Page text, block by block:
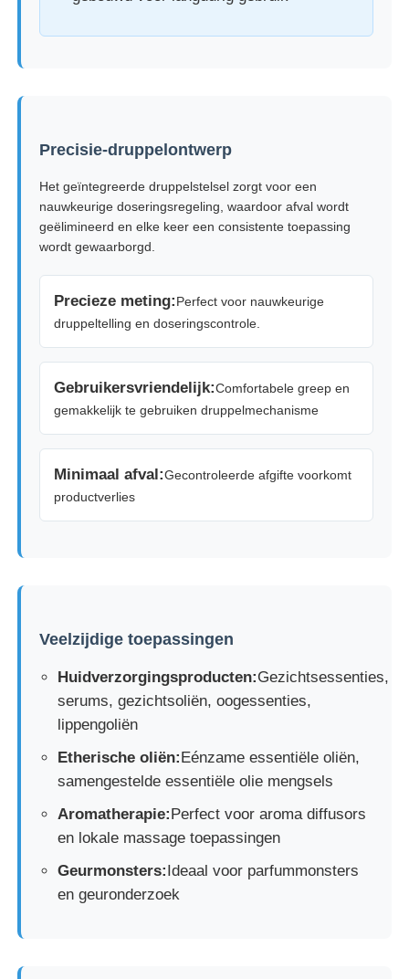
Vraag een offerte aan
Cosmetische dropperfles
Cosmetische drupper
De Pomp van de schroeflotion
Links-rechts vergrendelingspomp
Clip Lock Lotion Pump
De Pomp van de stroopautomaat
Precisie-druppelontwerp
Het geïntegreerde druppelstelsel zorgt voor een
nauwkeurige doseringsregeling, waardoor afval wordt
geëlimineerd en elke keer een consistente toepassing
wordt gewaarborgd.
Precieze meting:Perfect voor nauwkeurige
druppeltelling en doseringscontrole.
Gebruikersvriendelijk:Comfortabele greep en
gemakkelijk te gebruiken druppelmechanisme
Minimaal afval:Gecontroleerde afgifte voorkomt
productverlies
Veelzijdige toepassingen
Huidverzorgingsproducten:Gezichtsessenties,
serums, gezichtsoliën, oogessenties,
lippengoliën
Etherische oliën:Eénzame essentiële oliën,
samengestelde essentiële olie mengsels
Aromatherapie:Perfect voor aroma diffusors
en lokale massage toepassingen
Geurmonsters:Ideaal voor parfummonsters
en geuronderzoek